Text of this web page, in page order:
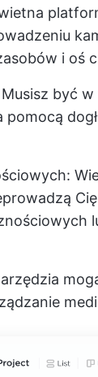
i oś
Musisz być
: